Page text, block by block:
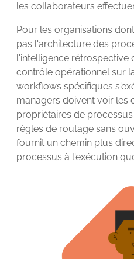
les collaborateurs
Pour les organisations
pas l'architecture des
l'intelligence rétrospective
contrôle opérationnel sur
workflows spécifiques
managers doivent voir les
propriétaires de
règles de routage sans
fournit un chemin plus
processus à l'exécution